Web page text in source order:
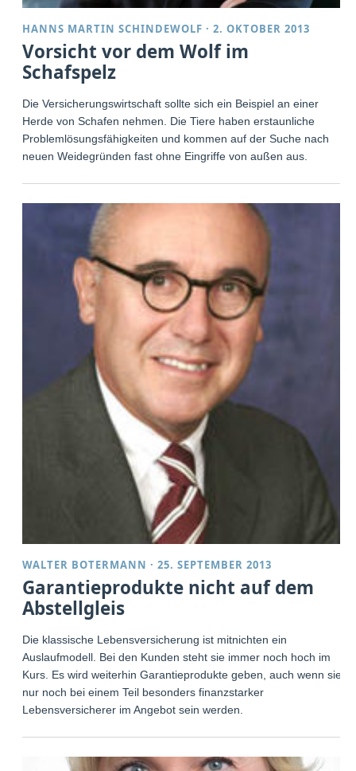
HANNS MARTIN SCHINDEWOLF ·2. OKTOBER 2013
Vorsicht vor dem Wolf im
Schafspelz
Die Versicherungswirtschaft sollte sich ein Beispiel an einer
Herde von Schafen nehmen. Die Tiere haben erstaunliche
Problemlösungsfähigkeiten und kommen auf der Suche nach
neuen Weidegründen fast ohne Eingriffe von außen aus.
WALTER BOTERMANN ·25. SEPTEMBER 2013
Garantieprodukte nicht auf dem
Abstellgleis
Die klassische Lebensversicherung ist mitnichten ein
Auslaufmodell. Bei den Kunden steht sie immer noch hoch im
Kurs. Es wird weiterhin Garantieprodukte geben, auch wenn sie
nur noch bei einem Teil besonders finanzstarker
Lebensversicherer im Angebot sein werden.